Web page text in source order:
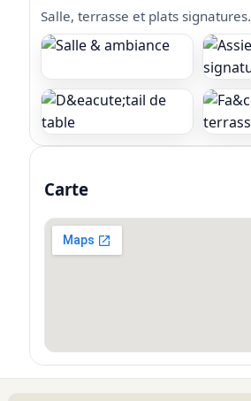
Salle, terrasse et plats signatures.
Carte